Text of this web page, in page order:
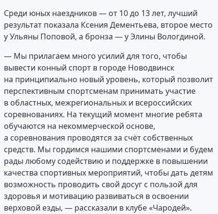
Среди юных наездников — от 10 до 13 лет, лучший
результат показала Ксения Дементьева, второе место
у Ульяны Поповой, а бронза — у Элины Вологдиной.
— Мы прилагаем много усилий для того, чтобы
вывести конный спорт в городе Новодвинск
на принципиально новый уровень, который позволит
перспективным спортсменам принимать участие
в областных, межрегиональных и всероссийских
соревнованиях. На текущий момент многие ребята
обучаются на некоммерческой основе,
а соревнования проводятся за счёт собственных
средств. Мы гордимся нашими спортсменами и будем
рады любому содействию и поддержке в повышении
качества спортивных мероприятий, чтобы дать детям
возможность проводить свой досуг с пользой для
здоровья и мотивацию развиваться в освоении
верховой езды, — рассказали в клубе «Чародей».